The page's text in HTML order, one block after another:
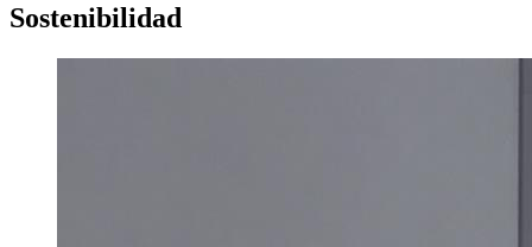
Sostenibilidad